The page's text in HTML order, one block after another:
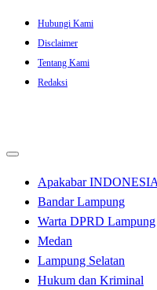
Skip
content
Hubungi Kami
Disclaimer
Tentang Kami
Redaksi
Apakabar
Bandar Lampung
Warta DPRD Lampung
Medan
Lampung Selatan
Hukum dan Kriminal